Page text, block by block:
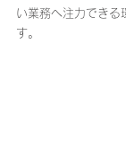
い業務へ注力できる
す。